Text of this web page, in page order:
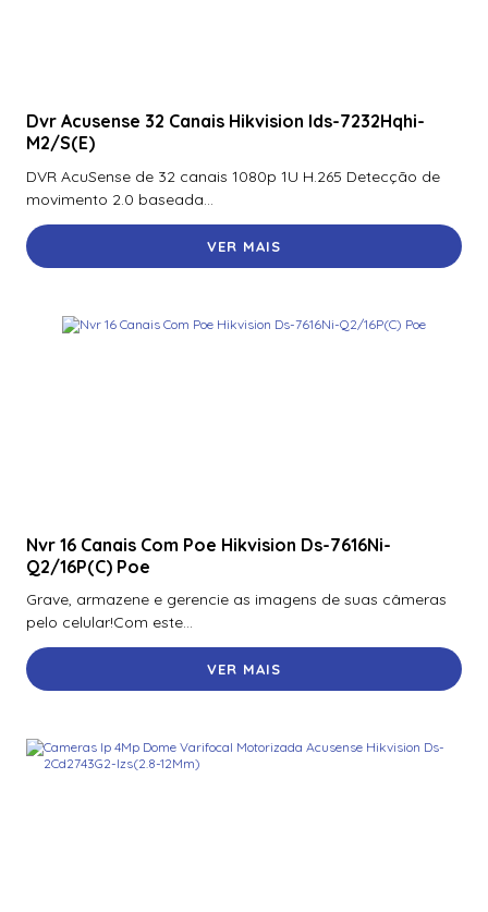
Dvr Acusense 32 Canais Hikvision Ids-7232Hqhi-
M2/S(E)
DVR AcuSense de 32 canais 1080p 1U H.265 Detecção de
movimento 2.0 baseada...
VER MAIS
Nvr 16 Canais Com Poe Hikvision Ds-7616Ni-
Q2/16P(C) Poe
Grave, armazene e gerencie as imagens de suas câmeras
pelo celular!Com este...
VER MAIS